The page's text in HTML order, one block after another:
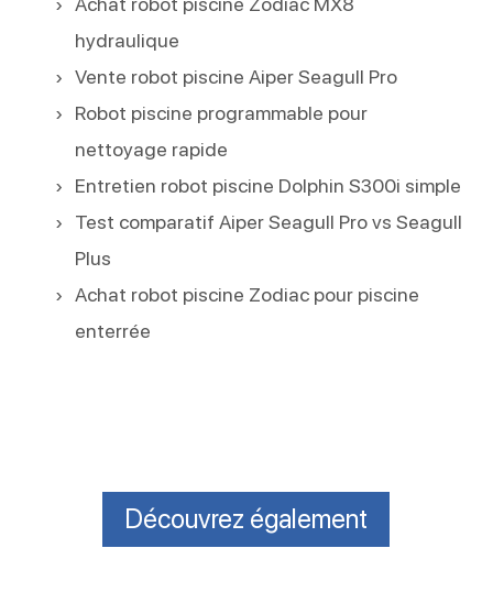
hydraulique
Vente robot piscine Aiper Seagull Pro
Robot piscine programmable pour
nettoyage rapide
Entretien robot piscine Dolphin S300i simple
Test comparatif Aiper Seagull Pro vs Seagull
Plus
Achat robot piscine Zodiac pour piscine
enterrée
Découvrez également